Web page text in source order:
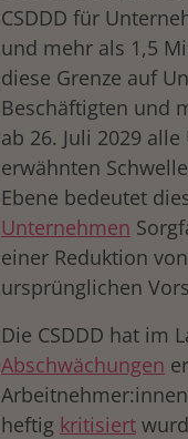
CSDDD für
und mehr als 1,5
diese Grenze auf
Beschäftigten und
ab 26. Juli 2029
erwähnten
Ebene bedeutet
Unternehmen
einer Reduktion
ursprünglichen
Die CSDDD hat im
Abschwächungen
heftig kritisiert